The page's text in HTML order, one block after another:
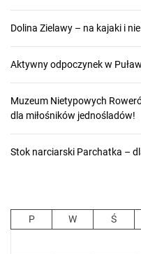
Dolina Zielawy – na kajaki i
Aktywny odpoczynek w
Muzeum Nietypowych
dla miłośników jednośladów!
Stok narciarski Parchatka –
P W Ś